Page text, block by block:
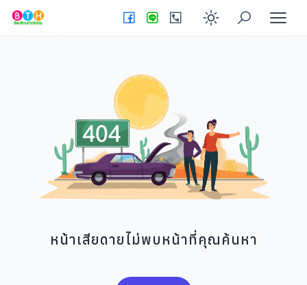
Enable dark
หน้าเสียดายไม่พบหน้าที่คุณค้นหา